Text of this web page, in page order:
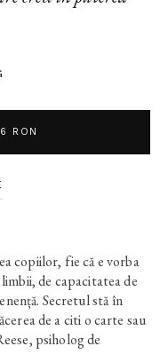
RON
copiilor, fie că e vorba
de capacitatea de
Secretul stă în
de a citi o carte sau
psiholog de